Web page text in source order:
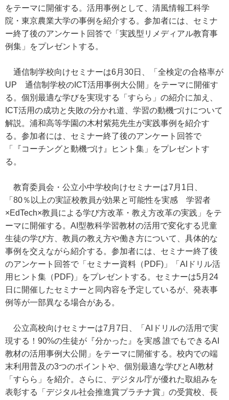
をテーマに開催する。活用事例として、清風情報工科学
院・東京農業大学の事例を紹介する。参加者には、セミナ
ー終了後のアンケート回答で「実践型リメディアル教育事
例集」をプレゼントする。
通信制学校向けセミナーは6月30日、「全検定の合格率が
UP 通信制学校のICT活用事例大公開」をテーマに開催す
る。個別最適な学びを実現する「すらら」の紹介に加え、
ICT活用の成功と失敗の分かれ道、学習の動機づけについて
解説。浦和高等学園の木村紫苑先生が実践事例を紹介す
る。参加者には、セミナー終了後のアンケート回答で
「『コーチングと動機づけ』ヒント集」をプレゼントす
る。
教育委員会・公立小中学校向けセミナーは7月1日、
「80％以上の実証校教員が効果と可能性を実感 学習者
×EdTech×教員による学び方改革・教え方改革の実践」をテ
ーマに開催する。AI型教科学習教材の活用で変化する児童
生徒の学び方、教員の教え方や働き方について、具体的な
事例を交えながら紹介する。参加者には、セミナー終了後
のアンケート回答で「セミナー資料（PDF)」「AIドリル活
用ヒント集（PDF)」をプレゼントする。セミナーは5月24
日に開催したセミナーと同内容を予定しているが、発表事
例等が一部異なる場合がある。
公立高校向けセミナーは7月7日、「AIドリルの活用で実
現する！90%の生徒が『分かった』を実感 誰でもできるAI
教材の活用事例大公開」をテーマに開催する。校内での端
末利用普及の3つのポイントや、個別最適な学びとAI教材
「すらら」を紹介。さらに、デジタル庁が優れた取組みを
表彰する「デジタル社会推進賞プラチナ賞」の受賞校、長